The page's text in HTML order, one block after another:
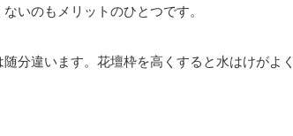
いのもメリットのひとつです。
分違います。花壇枠を高くすると水はけがよ